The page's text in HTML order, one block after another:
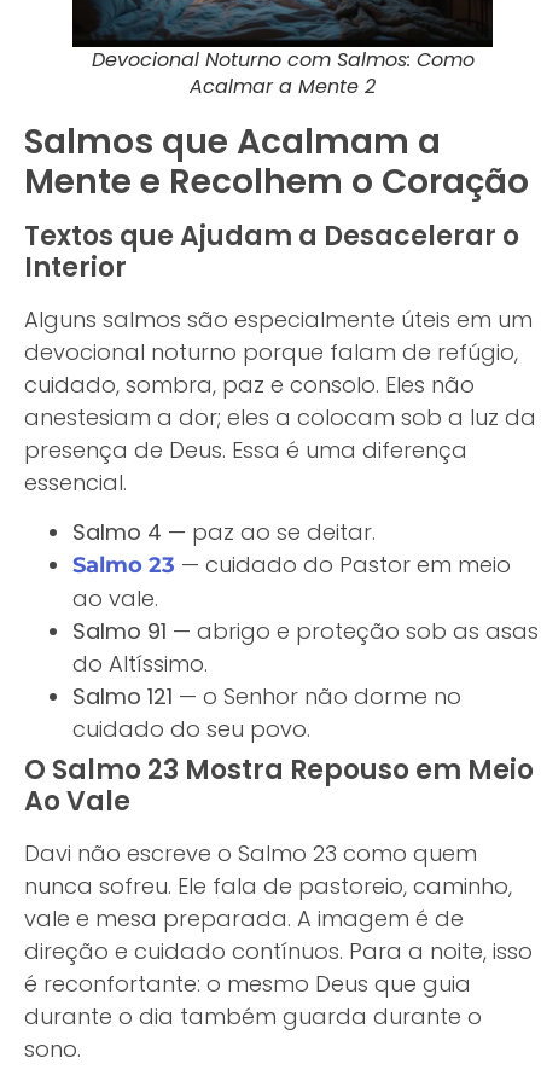
Devocional Noturno com Salmos: Como
Acalmar a Mente 2
Salmos que Acalmam a
Mente e Recolhem o Coração
Textos que Ajudam a Desacelerar o
Interior
Alguns salmos são especialmente úteis em um
devocional noturno porque falam de refúgio,
cuidado, sombra, paz e consolo. Eles não
anestesiam a dor; eles a colocam sob a luz da
presença de Deus. Essa é uma diferença
essencial.
Salmo 4 — paz ao se deitar.
Salmo 23 — cuidado do Pastor em meio
ao vale.
Salmo 91 — abrigo e proteção sob as asas
do Altíssimo.
Salmo 121 — o Senhor não dorme no
cuidado do seu povo.
O Salmo 23 Mostra Repouso em Meio
Ao Vale
Davi não escreve o Salmo 23 como quem
nunca sofreu. Ele fala de pastoreio, caminho,
vale e mesa preparada. A imagem é de
direção e cuidado contínuos. Para a noite, isso
é reconfortante: o mesmo Deus que guia
durante o dia também guarda durante o
sono.